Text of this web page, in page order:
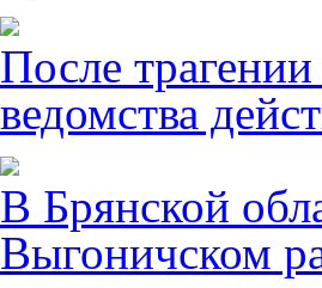
После
ведомства
В Брянской
Выгоничском